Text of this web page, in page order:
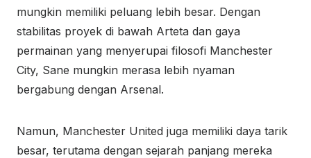
mungkin memiliki peluang lebih besar. Dengan
stabilitas proyek di bawah Arteta dan gaya
permainan yang menyerupai filosofi Manchester
City, Sane mungkin merasa lebih nyaman
bergabung dengan Arsenal.
Namun, Manchester United juga memiliki daya tarik
besar, terutama dengan sejarah panjang mereka